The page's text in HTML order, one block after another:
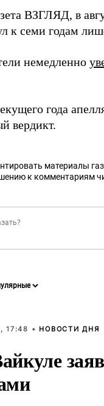
ВЗГЛЯД, в
к семи годам
немедленно
года
вердикт.
материалы
к комментариям
17:48 • НОВОСТИ ДНЯ